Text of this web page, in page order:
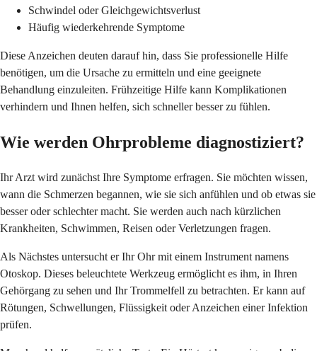
Schwindel oder Gleichgewichtsverlust
Häufig wiederkehrende Symptome
Diese Anzeichen deuten darauf hin, dass Sie professionelle Hilfe
benötigen, um die Ursache zu ermitteln und eine geeignete
Behandlung einzuleiten. Frühzeitige Hilfe kann Komplikationen
verhindern und Ihnen helfen, sich schneller besser zu fühlen.
Wie werden Ohrprobleme diagnostiziert?
Ihr Arzt wird zunächst Ihre Symptome erfragen. Sie möchten wissen,
wann die Schmerzen begannen, wie sie sich anfühlen und ob etwas sie
besser oder schlechter macht. Sie werden auch nach kürzlichen
Krankheiten, Schwimmen, Reisen oder Verletzungen fragen.
Als Nächstes untersucht er Ihr Ohr mit einem Instrument namens
Otoskop. Dieses beleuchtete Werkzeug ermöglicht es ihm, in Ihren
Gehörgang zu sehen und Ihr Trommelfell zu betrachten. Er kann auf
Rötungen, Schwellungen, Flüssigkeit oder Anzeichen einer Infektion
prüfen.